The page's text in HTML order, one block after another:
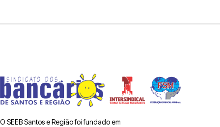
O SEEB Santos e Região foi fundado em